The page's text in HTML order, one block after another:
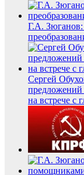
Г.А. Зюганов:
Сергей
на встрече с